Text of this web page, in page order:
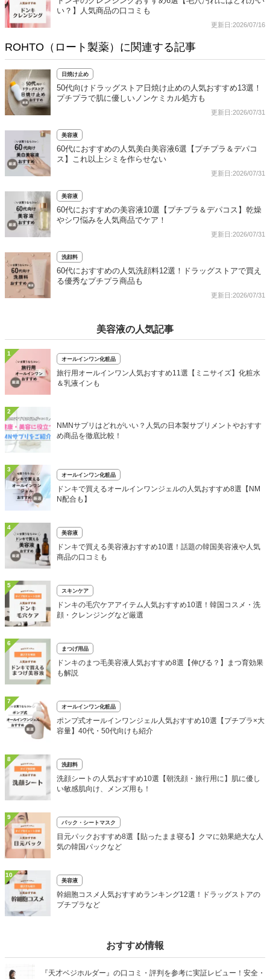
い？】人気商品の口コミも
更新日:2026/07/16
ROHTO（ロート製薬）に関連する記事
日焼け止め
50代向けドラッグストア日焼け止めの人気おすすめ13選！
プチプラで肌に優しいノンケミカル処方も
更新日:2026/07/31
美容液
60代におすすめの人気美白美容液6選【プチプラ＆デパコ
ス】これ以上シミを作らせない
更新日:2026/07/31
美容液
60代におすすめの美容液10選【プチプラ＆デパコス】乾燥
やシワ悩みを人気商品でケア！
更新日:2026/07/31
洗顔料
60代におすすめの人気洗顔料12選！ドラッグストアで買え
る優秀なプチプラ商品も
更新日:2026/07/31
美容液の人気記事
1
オールインワン化粧品
旅行用オールインワン人気おすすめ11選【ミニサイズ】化粧水
＆乳液インも
2
NMNサプリはどれがいい？人気の日本製サプリメントやおすす
め商品を徹底比較！
3
オールインワン化粧品
ドンキで買えるオールインワンジェルの人気おすすめ8選【NM
N配合も】
4
美容液
ドンキで買える美容液おすすめ10選！話題の韓国美容液や人気
商品の口コミも
5
スキンケア
ドンキの毛穴ケアアイテム人気おすすめ10選！韓国コスメ・洗
顔・クレンジングなど厳選
6
まつげ用品
ドンキのまつ毛美容液人気おすすめ8選【伸びる？】まつ育効果
も解説
7
オールインワン化粧品
ポンプ式オールインワンジェル人気おすすめ10選【プチプラ×大
容量】40代・50代向けも紹介
8
洗顔料
洗顔シートの人気おすすめ10選【朝洗顔・旅行用に】肌に優し
い敏感肌向け、メンズ用も！
9
パック・シートマスク
目元パックおすすめ8選【貼ったまま寝る】クマに効果絶大な人
気の韓国パックなど
10
美容液
幹細胞コスメ人気おすすめランキング12選！ドラッグストアの
プチプラなど
おすすめ情報
『天才ベジホルダー』の口コミ・評判を参考に実証レビュー！安全・